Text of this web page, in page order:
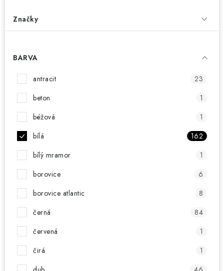
NOVINKY
Vše o nákupu
Reklamace a odstoupení od smlouvy
Kontakty
Bonusový program NBM+
Značky
BARVA
antracit
23
beton
1
béžová
1
bílá
162
bílý mramor
1
borovice
6
borovice atlantic
8
černá
84
červená
1
čirá
1